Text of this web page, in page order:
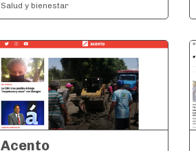
Salud y bienestar
Acento